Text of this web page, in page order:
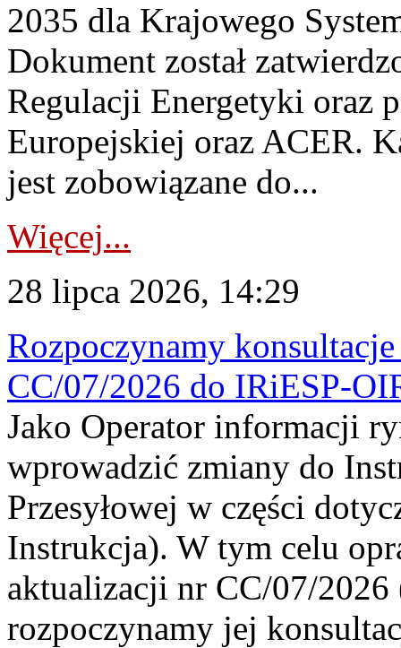
2035 dla Krajowego
Dokument został
Regulacji Energetyki oraz
Europejskiej oraz ACER.
jest zobowiązane do...
Więcej...
28 lipca 2026, 14:29
Rozpoczynamy
CC/07/2026 do IRiESP-
Jako Operator informacji
wprowadzić zmiany do
Przesyłowej w części
Instrukcja). W tym celu
aktualizacji nr CC/07/
rozpoczynamy jej